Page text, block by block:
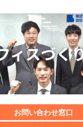
お問い合わせ窓口